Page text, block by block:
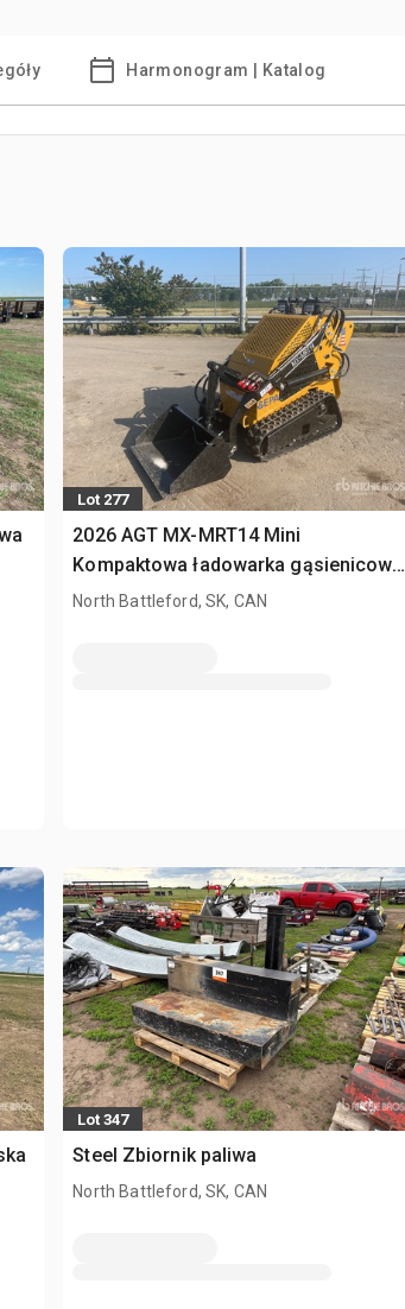
Harmonogram | Katalog
Lot 277
2026 AGT MX-MRT14 Mini
Kompaktowa ładowarka gąsienicowa
(Unused)
North Battleford, SK, CAN
Lot 347
Steel Zbiornik paliwa
North Battleford, SK, CAN